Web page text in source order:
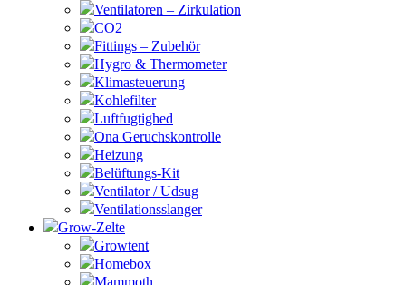
Ventilatoren – Zirkulation
CO2
Fittings – Zubehör
Hygro & Thermometer
Klimasteuerung
Kohlefilter
Luftfugtighed
Ona Geruchskontrolle
Heizung
Belüftungs-Kit
Ventilator / Udsug
Ventilationsslanger
Grow-Zelte
Growtent
Homebox
Mammoth